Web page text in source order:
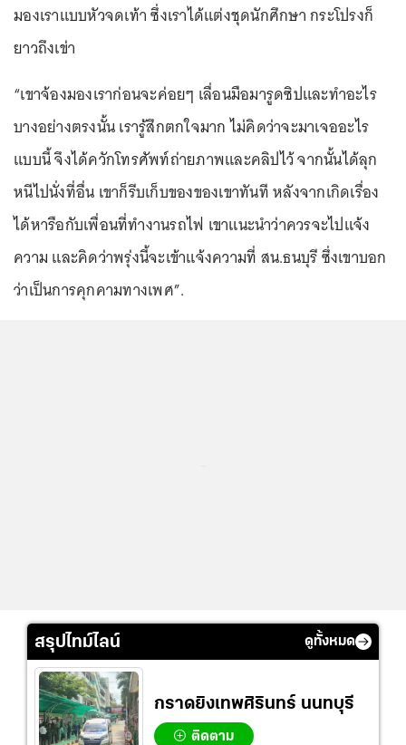
มองเราแบบหัวจดเท้า ซึ่งเราได้แต่งชุดนักศึกษา กระโปรงก็
ยาวถึงเข่า
“เขาจ้องมองเราก่อนจะค่อยๆ เลื่อนมือมารูดซิปและทำอะไร
บางอย่างตรงนั้น เรารู้สึกตกใจมาก ไม่คิดว่าจะมาเจออะไร
แบบนี้ จึงได้ควักโทรศัพท์ถ่ายภาพและคลิปไว้ จากนั้นได้ลุก
หนีไปนั่งที่อื่น เขาก็รีบเก็บของของเขาทันที หลังจากเกิดเรื่อง
ได้หารือกับเพื่อนที่ทำงานรถไฟ เขาแนะนำว่าควรจะไปแจ้ง
ความ และคิดว่าพรุ่งนี้จะเข้าแจ้งความที่ สน.ธนบุรี ซึ่งเขาบอก
ว่าเป็นการคุกคามทางเพศ”.
สรุปไทม์ไลน์ ดูทั้งหมด
กราดยิงเทพศิรินทร์ นนทบุรี
ติดตาม